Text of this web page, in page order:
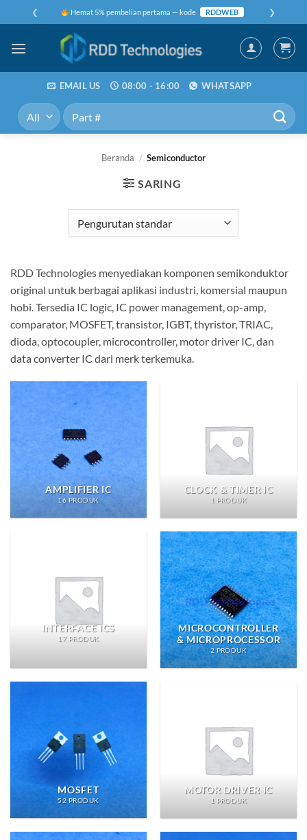
to
content
❮ Hemat 5% pembelian pertama — kode RDDWEB ❯
EMAIL US 08:00 - 16:00 WHATSAPP
Pencarian
untuk:
Beranda / Semiconductor
SARING
RDD Technologies menyediakan komponen semikonduktor
original untuk berbagai aplikasi industri, komersial maupun
hobi. Tersedia IC logic, IC power management, op-amp,
comparator, MOSFET, transistor, IGBT, thyristor, TRIAC,
dioda, optocoupler, microcontroller, motor driver IC, dan
data converter IC dari merk terkemuka.
AMPLIFIER IC
16 PRODUK
CLOCK & TIMER IC
1 PRODUK
INTERFACE ICS
17 PRODUK
MICROCONTROLLER
& MICROPROCESSOR
2 PRODUK
MOSFET
52 PRODUK
MOTOR DRIVER IC
1 PRODUK